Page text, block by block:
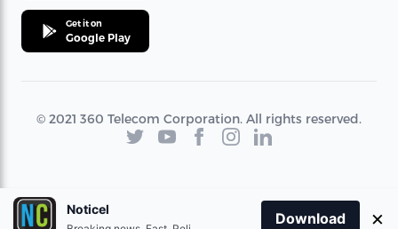
Get it on
Google Play
© 2021 360 Telecom Corporation. All rights reserved.
Noticel
Download ×